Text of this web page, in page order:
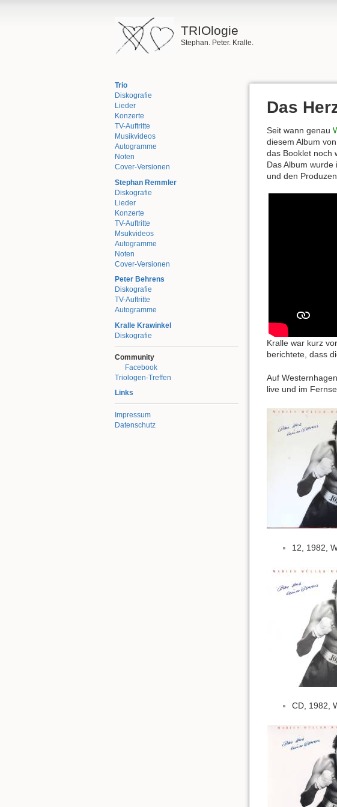
TRIOlogie
Stephan. Peter. Kralle.
Trio
Diskografie
Lieder
Konzerte
TV-Auftritte
Musikvideos
Autogramme
Noten
Cover-Versionen
Stephan Remmler
Diskografie
Lieder
Konzerte
TV-Auftritte
Msukvideos
Autogramme
Noten
Cover-Versionen
Peter Behrens
Diskografie
TV-Auftritte
Autogramme
Kralle Krawinkel
Diskografie
Community
Facebook
Triologen-Treffen
Links
Impressum
Datenschutz
Das
Seit wann genau
diesem Album
das Booklet noch
Das Album
und den
Kralle war kurz
berichtete, dass
Auf
live und im
12, 1982,
CD, 1982,